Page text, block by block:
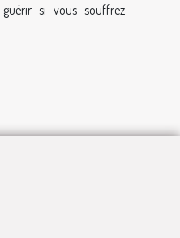
si vous souffrez